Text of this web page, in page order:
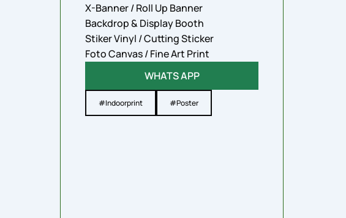
X-Banner / Roll Up Banner
Backdrop & Display Booth
Stiker Vinyl / Cutting Sticker
Foto Canvas / Fine Art Print
WHATS APP
#Indoorprint #Poster